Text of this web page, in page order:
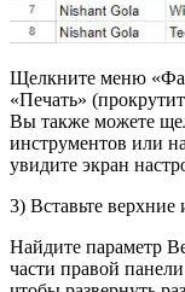
Щелкните меню
«Печать»
Вы также можете
инструментов или
увидите экран
3) Вставьте
Найдите параметр
части правой